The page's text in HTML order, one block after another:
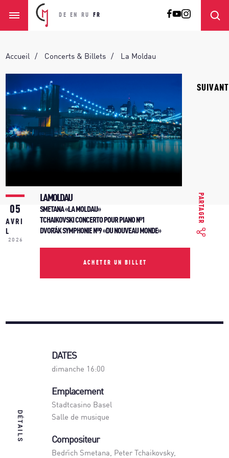
DE EN RU FR
Accueil Concerts & Billets La Moldau
05
AVRI
L
2026
LA MOLDAU
SMETANA «LA MOLDAU»
TCHAIKOVSKI CONCERTO POUR PIANO Nº1
DVOŘÁK SYMPHONIE Nº9 «DU NOUVEAU MONDE»
ACHETER UN BILLET
PARTAGER
SUIVANT
DÉTAILS
DATES
dimanche 16:00
Emplacement
Stadtcasino Basel
Salle de musique
Compositeur
Bedřich Smetana, Peter Tchaikovsky,